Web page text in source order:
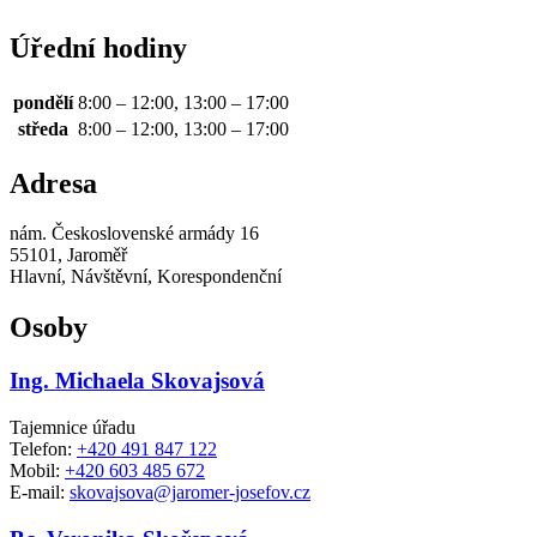
Úřední hodiny
pondělí 8:00 – 12:00, 13:00 – 17:00
středa 8:00 – 12:00, 13:00 – 17:00
Adresa
nám. Československé armády 16
55101, Jaroměř
Hlavní, Návštěvní, Korespondenční
Osoby
Ing. Michaela Skovajsová
Tajemnice úřadu
Telefon: +420 491 847 122
Mobil: +420 603 485 672
E-mail: skovajsova@jaromer-josefov.cz